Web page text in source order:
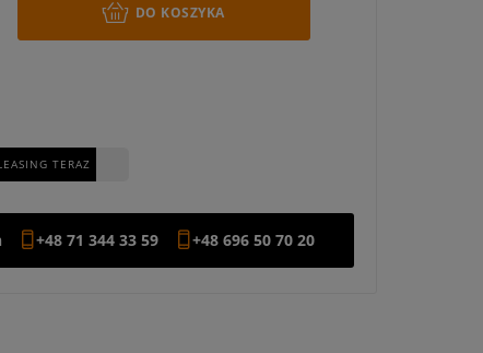
DO KOSZYKA
TERAZ
+48 71 344 33 59 +48 696 50 70 20